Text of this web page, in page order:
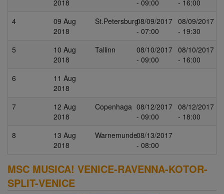
2018 - 09:00
- 16:00
4
09 Aug
2018
St.Petersburg08/09/2017
- 07:00
08/09/2017
- 19:30
5
10 Aug
2018
Tallinn
08/10/2017
- 09:00
08/10/2017
- 16:00
6
11 Aug
2018
7
12 Aug
2018
Copenhaga 08/12/2017
- 09:00
08/12/2017
- 18:00
8
13 Aug
2018
Warnemunde08/13/2017
- 08:00
MSC MUSICA! VENICE-RAVENNA-KOTOR-
SPLIT-VENICE